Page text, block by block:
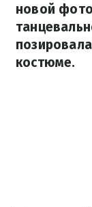
новой
костюме.